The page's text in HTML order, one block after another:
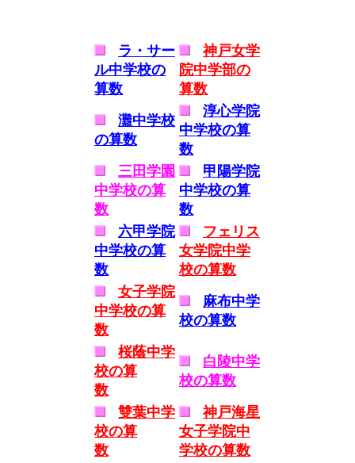
ラ・サー
ル中学校の
算数
神戸女学
院中学部の
算数
灘中学校
の算数
淳心学院
中学校の算
数
三田学園
中学校の算
数
甲陽学院
中学校の算
数
六甲学院
中学校の算
数
フェリス
女学院中学
校の算数
女子学院
中学校の算
数
麻布中学
校の算数
桜蔭中学
校の算
数
白陵中学
校の算数
雙葉中学
校の算
数
神戸海星
女子学院中
学校の算数